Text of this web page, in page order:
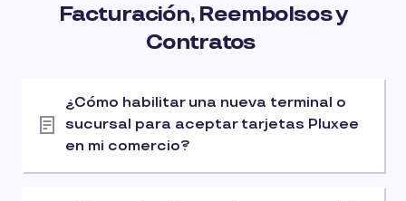
Facturación, Reembolsos y
Contratos
¿Cómo habilitar una nueva terminal o
sucursal para aceptar tarjetas Pluxee
en mi comercio?